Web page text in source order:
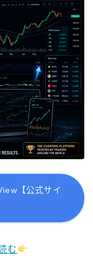
【公式サイ
む